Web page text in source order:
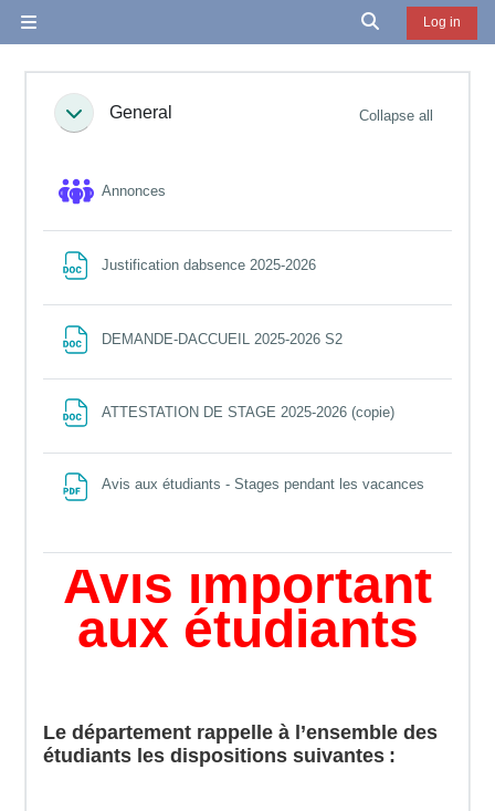
Toggle search
Log in
CollapseGeneral Collapse all
Annonces
Justification dabsence 2025-2026
DEMANDE-DACCUEIL 2025-2026 S2
ATTESTATION DE STAGE 2025-2026 (copie)
Avis aux étudiants - Stages pendant les vacances
Avis important
aux étudiants
Le département rappelle à l’ensemble des
étudiants les dispositions suivantes :